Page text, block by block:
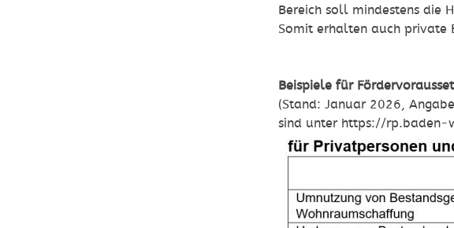
Bereich soll mindestens die
Somit erhalten auch private
Beispiele für
(Stand: Januar 2026,
sind unter https://